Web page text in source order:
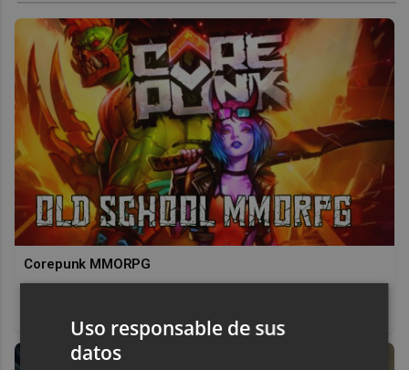
Corepunk MMORPG
Uso responsable de sus
datos